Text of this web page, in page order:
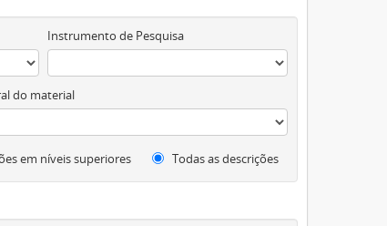
Instrumento de Pesquisa
do material
em níveis superiores Todas as descrições